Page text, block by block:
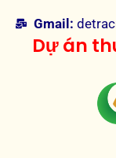
Gmail:
Dự án